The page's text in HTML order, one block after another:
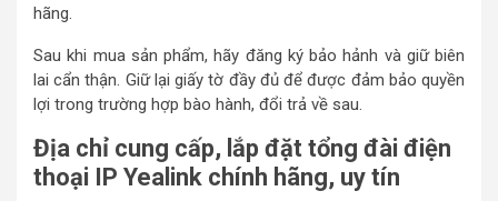
hãng.
Sau khi mua sản phẩm, hãy đăng ký bảo hảnh và giữ biên
lai cẩn thận. Giữ lại giấy tờ đầy đủ để được đảm bảo quyền
lợi trong trường hợp bào hành, đổi trả về sau.
Địa chỉ cung cấp, lắp đặt tổng đài điện
thoại IP Yealink chính hãng, uy tín